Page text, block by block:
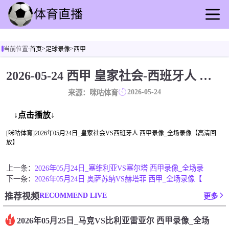
足球直播
足球速报
篮球新闻
其他转播
当前位置:首页>足球录像>西甲
2026-05-24 西甲 皇家社会-西班牙人 录像[咪咕体育]
来源：咪咕体育 2026-05-24
↓点击播放↓
[咪咕体育]2026年05月24日_皇家社会VS西班牙人 西甲录像_全场录像【高清回
放】
上一条： 2026年05月24日_塞维利亚VS塞尔塔 西甲录像_全场录
下一条： 2026年05月24日 奥萨苏纳VS赫塔菲 西甲_全场录像【
推荐视频RECOMMEND LIVE 更多
1 2026年05月25日_马竞VS比利亚雷亚尔 西甲录像_全场